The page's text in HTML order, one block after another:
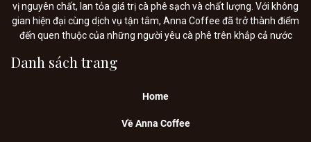
vị nguyên chất, lan tỏa giá trị cà phê sạch và chất lượng. Với không
gian hiện đại cùng dịch vụ tận tâm, Anna Coffee đã trở thành điểm
đến quen thuộc của những người yêu cà phê trên khắp cả nước
Danh sách trang
Home
Về Anna Coffee